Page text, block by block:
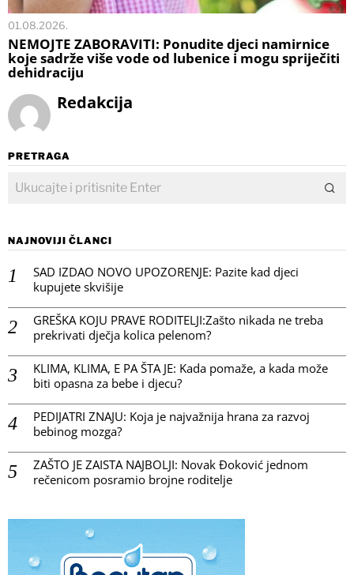
01.08.2026.
NEMOJTE ZABORAVITI: Ponudite djeci namirnice
koje sadrže više vode od lubenice i mogu spriječiti
dehidraciju
Redakcija
PRETRAGA
NAJNOVIJI ČLANCI
SAD IZDAO NOVO UPOZORENJE: Pazite kad djeci
kupujete skvišije
GREŠKA KOJU PRAVE RODITELJI:Zašto nikada ne treba
prekrivati dječja kolica pelenom?
KLIMA, KLIMA, E PA ŠTA JE: Kada pomaže, a kada može
biti opasna za bebe i djecu?
PEDIJATRI ZNAJU: Koja je najvažnija hrana za razvoj
bebinog mozga?
ZAŠTO JE ZAISTA NAJBOLJI: Novak Đoković jednom
rečenicom posramio brojne roditelje